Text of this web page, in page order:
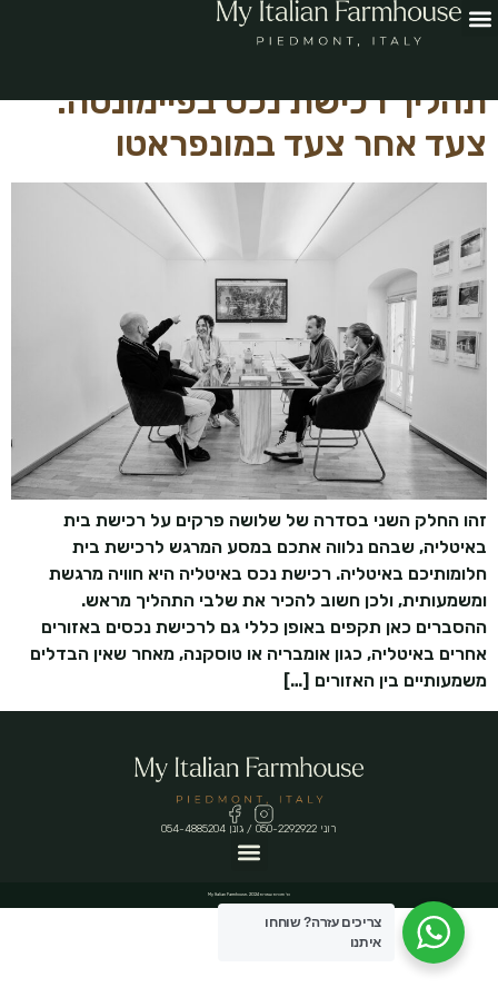
מחבר:user
תהליך רכישת נכס בפיימונטה:
צעד אחר צעד במונפראטו
זהו החלק השני בסדרה של שלושה פרקים על רכישת בית
באיטליה, שבהם נלווה אתכם במסע המרגש לרכישת בית
חלומותיכם באיטליה. רכישת נכס באיטליה היא חוויה מרגשת
ומשמעותית, ולכן חשוב להכיר את שלבי התהליך מראש.
ההסברים כאן תקפים באופן כללי גם לרכישת נכסים באזורים
אחרים באיטליה, כגון אומבריה או טוסקנה, מאחר שאין הבדלים
משמעותיים בין האזורים […]
רוני 050-2292922 / גונן 054-4885204
כל הזכויות שמורות My Italian Farmhouse, 2024
צריכים עזרה?שוחחו
איתנו